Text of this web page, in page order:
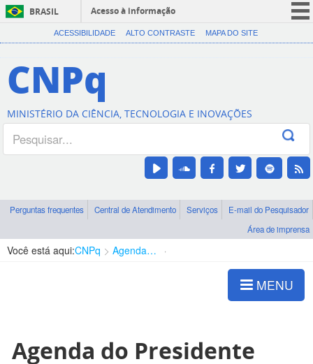
BRASIL
Acesso à informação
CORONAVÍRUS (COVID-19)
Canais
ACESSIBILIDADE ALTO CONTRASTE MAPA DO SITE
CNPq
MINISTÉRIO DA CIÊNCIA, TECNOLOGIA E INOVAÇÕES
Perguntas frequentes Central de Atendimento Serviços
E-mail do Pesquisador
Área de imprensa
Você está aqui:CNPq Agenda de autoridades
MENU
Agenda do Presidente